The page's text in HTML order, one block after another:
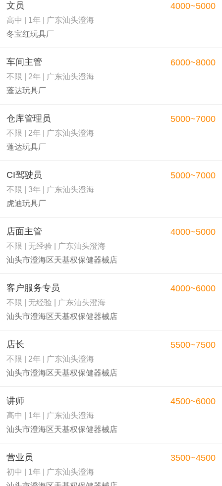
文员
高中 | 1年 | 广东汕头澄海
冬宝红玩具厂
4000~5000
车间主管
不限 | 2年 | 广东汕头澄海
蓬达玩具厂
6000~8000
仓库管理员
不限 | 2年 | 广东汕头澄海
蓬达玩具厂
5000~7000
CI驾驶员
不限 | 3年 | 广东汕头澄海
虎迪玩具厂
5000~7000
店面主管
不限 | 无经验 | 广东汕头澄海
汕头市澄海区天基权保健器械店
4000~5000
客户服务专员
不限 | 无经验 | 广东汕头澄海
汕头市澄海区天基权保健器械店
4000~6000
店长
不限 | 2年 | 广东汕头澄海
汕头市澄海区天基权保健器械店
5500~7500
讲师
高中 | 1年 | 广东汕头澄海
汕头市澄海区天基权保健器械店
4500~6000
营业员
初中 | 1年 | 广东汕头澄海
3500~4500